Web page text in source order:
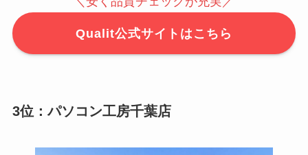
Qualit公式サイトはこちら
3位：パソコン工房千葉店